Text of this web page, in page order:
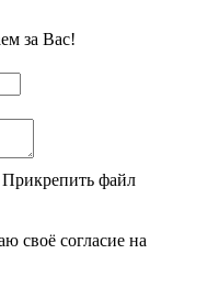
за Вас!
Прикрепить файл
своё согласие на